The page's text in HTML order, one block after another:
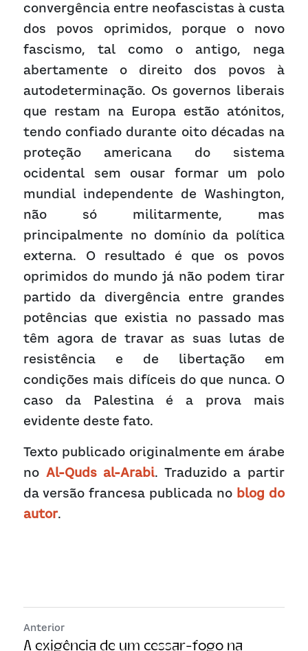
convergência entre neofascistas à custa
dos povos oprimidos, porque o novo
fascismo, tal como o antigo, nega
abertamente o direito dos povos à
autodeterminação. Os governos liberais
que restam na Europa estão atónitos,
tendo confiado durante oito décadas na
proteção americana do sistema
ocidental sem ousar formar um polo
mundial independente de Washington,
não só militarmente, mas
principalmente no domínio da política
externa. O resultado é que os povos
oprimidos do mundo já não podem tirar
partido da divergência entre grandes
potências que existia no passado mas
têm agora de travar as suas lutas de
resistência e de libertação em
condições mais difíceis do que nunca. O
caso da Palestina é a prova mais
evidente deste fato.
Texto publicado originalmente em árabe
no Al-Quds al-Arabi. Traduzido a partir
da versão francesa publicada no blog do
autor.
Anterior
A exigência de um cessar-fogo na